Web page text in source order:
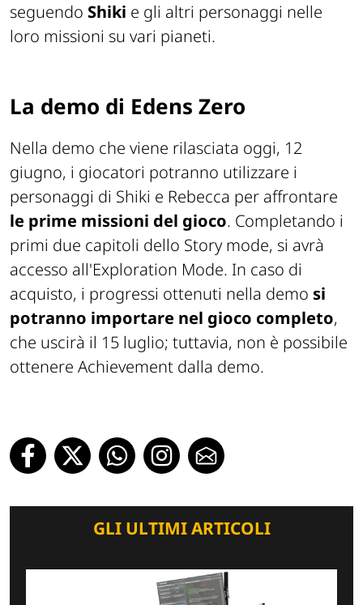
seguendo Shiki e gli altri personaggi nelle
loro missioni su vari pianeti.
La demo di Edens Zero
Nella demo che viene rilasciata oggi, 12
giugno, i giocatori potranno utilizzare i
personaggi di Shiki e Rebecca per affrontare
le prime missioni del gioco. Completando i
primi due capitoli dello Story mode, si avrà
accesso all'Exploration Mode. In caso di
acquisto, i progressi ottenuti nella demo si
potranno importare nel gioco completo,
che uscirà il 15 luglio; tuttavia, non è possibile
ottenere Achievement dalla demo.
GLI ULTIMI ARTICOLI